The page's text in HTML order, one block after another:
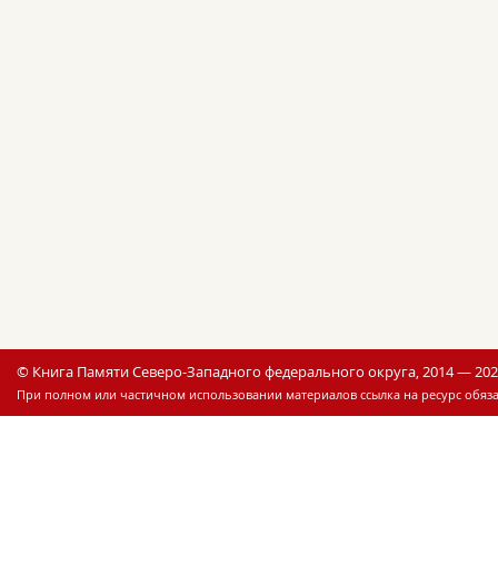
© Книга Памяти Северо-Западного федерального округа, 2014 —
При полном или частичном использовании материалов ссылка на ресурс